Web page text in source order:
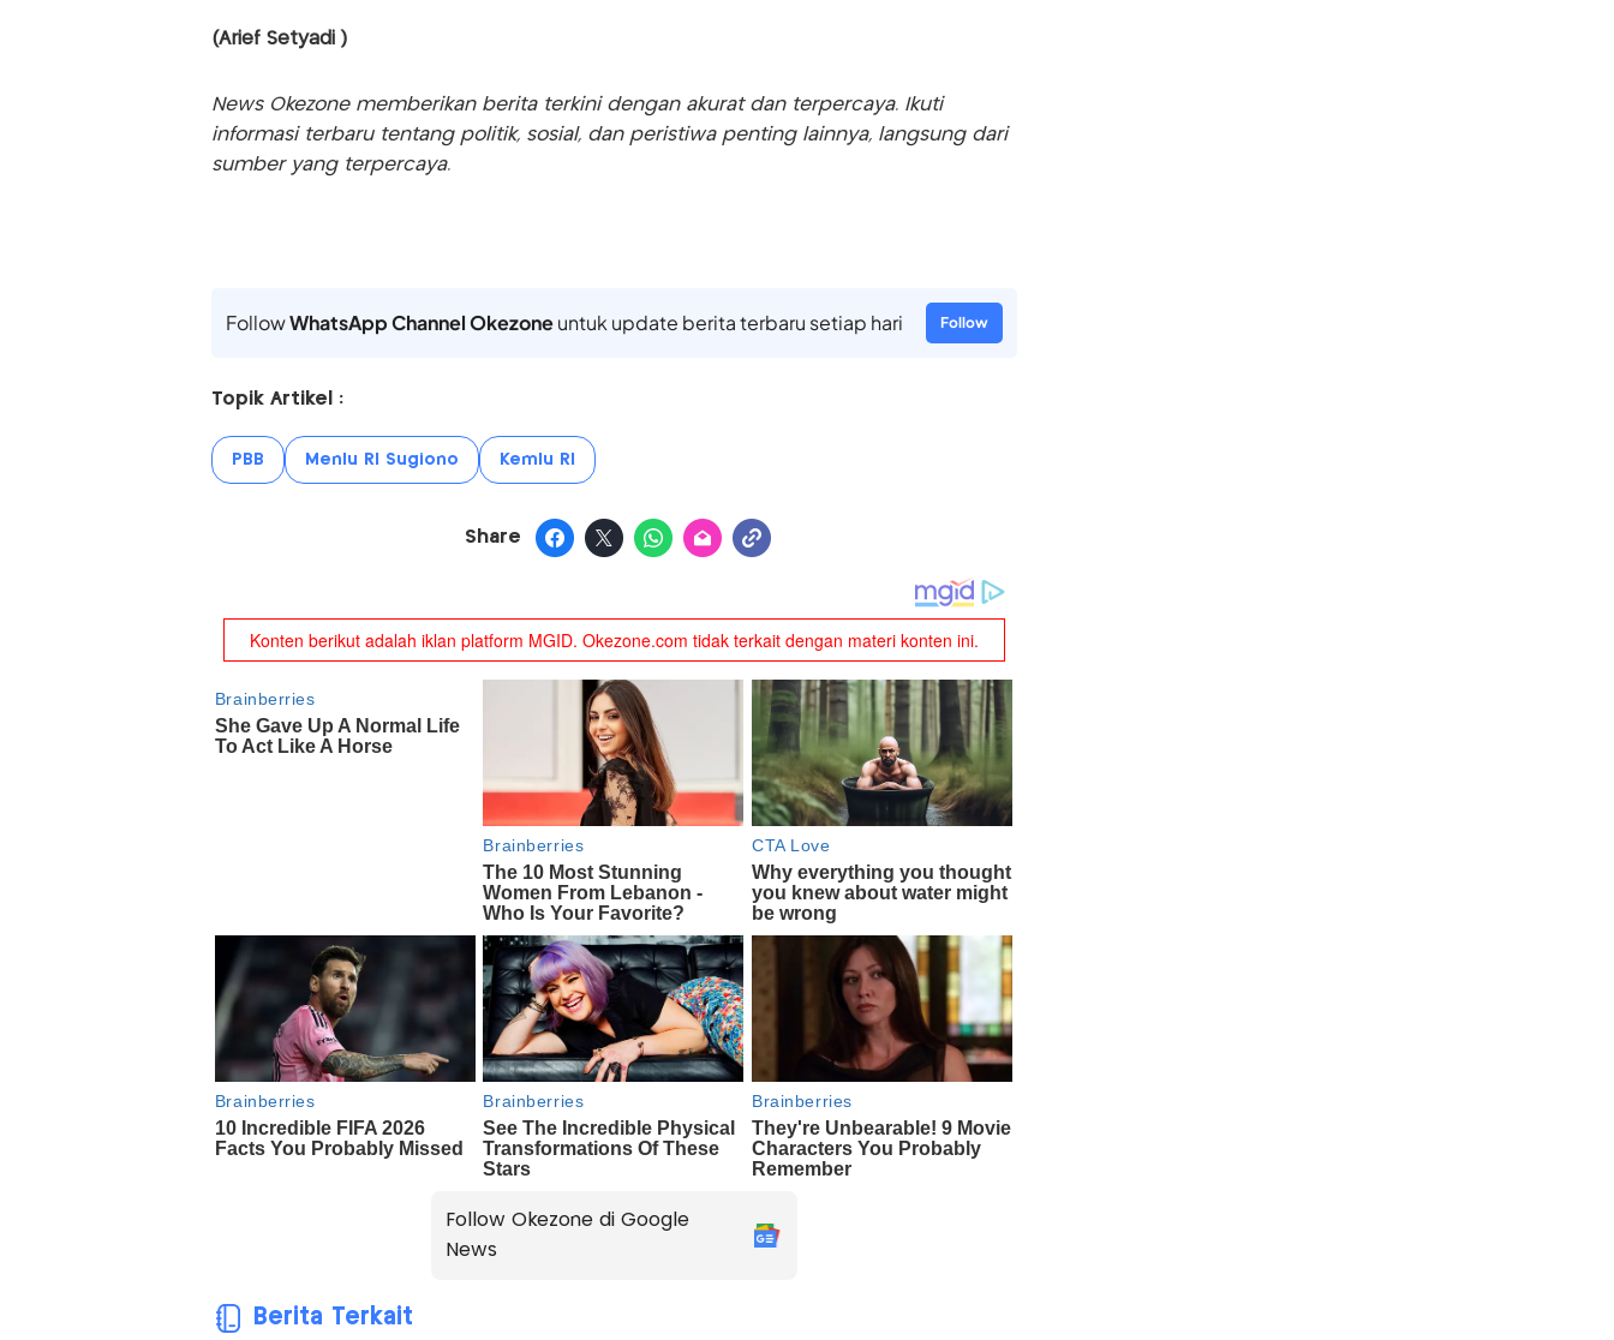
(Arief Setyadi )
News Okezone memberikan berita terkini dengan akurat dan terpercaya. Ikuti
informasi terbaru tentang politik, sosial, dan peristiwa penting lainnya, langsung dari
sumber yang terpercaya.
FollowWhatsApp Channel Okezoneuntuk update berita terbaru setiap hari Follow
Topik Artikel :
PBB Menlu RI Sugiono Kemlu RI
Share
Follow Okezone di Google
News
Berita Terkait